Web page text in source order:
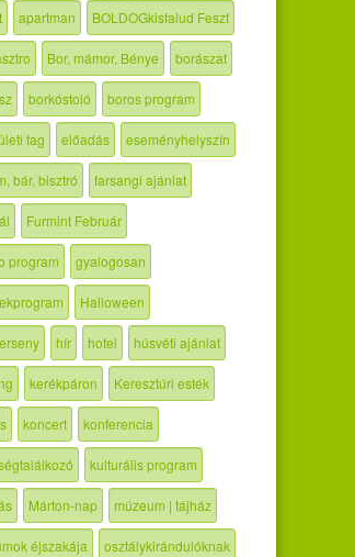
apartman BOLDOGkisfalud Feszt
Bor, mámor, Bénye borászat
borkóstoló boros program
tag előadás eseményhelyszín
bár, bisztró farsangi ajánlat
Furmint Február
program gyalogosan
Halloween
hír hotel húsvéti ajánlat
kerékpáron Keresztúri esték
koncert konferencia
kulturális program
Márton-nap múzeum | tájház
éjszakája osztálykirándulóknak